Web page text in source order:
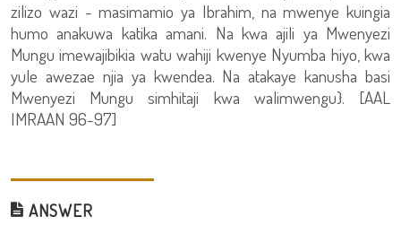
zilizo wazi - masimamio ya Ibrahim, na mwenye kuingia
humo anakuwa katika amani. Na kwa ajili ya Mwenyezi
Mungu imewajibikia watu wahiji kwenye Nyumba hiyo, kwa
yule awezae njia ya kwendea. Na atakaye kanusha basi
Mwenyezi Mungu simhitaji kwa walimwengu}. [AAL
IMRAAN 96-97]
ANSWER